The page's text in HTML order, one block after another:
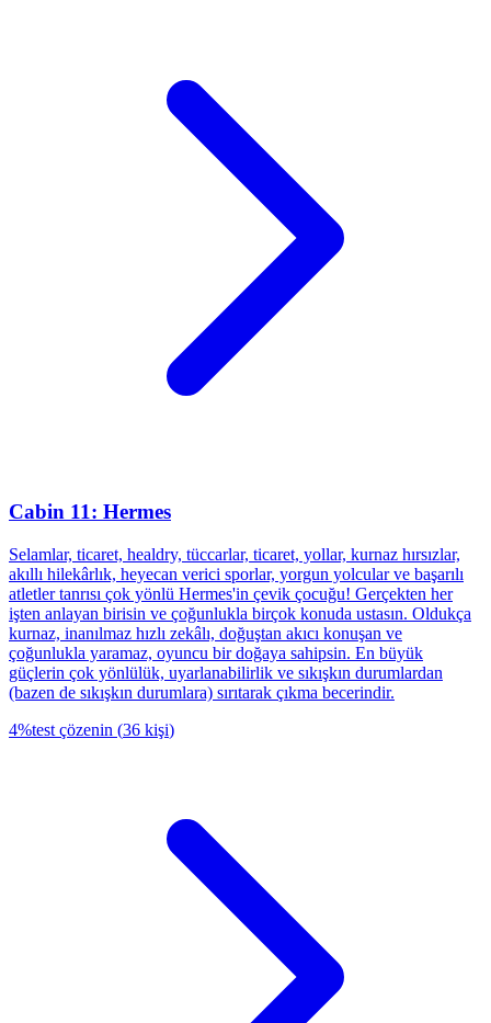
Cabin 11: Hermes
Selamlar, ticaret, healdry, tüccarlar, ticaret, yollar, kurnaz hırsızlar,
akıllı hilekârlık, heyecan verici sporlar, yorgun yolcular ve başarılı
atletler tanrısı çok yönlü Hermes'in çevik çocuğu! Gerçekten her
işten anlayan birisin ve çoğunlukla birçok konuda ustasın. Oldukça
kurnaz, inanılmaz hızlı zekâlı, doğuştan akıcı konuşan ve
çoğunlukla yaramaz, oyuncu bir doğaya sahipsin. En büyük
güçlerin çok yönlülük, uyarlanabilirlik ve sıkışkın durumlardan
(bazen de sıkışkın durumlara) sırıtarak çıkma becerindir.
4%test çözenin (36 kişi)